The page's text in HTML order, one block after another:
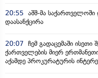
20:55 აშშ-მა
დაასანქცირა
20:07 ჩემ გადაცემაში
ქართველების მიერ
აქამდე პროკურატურის